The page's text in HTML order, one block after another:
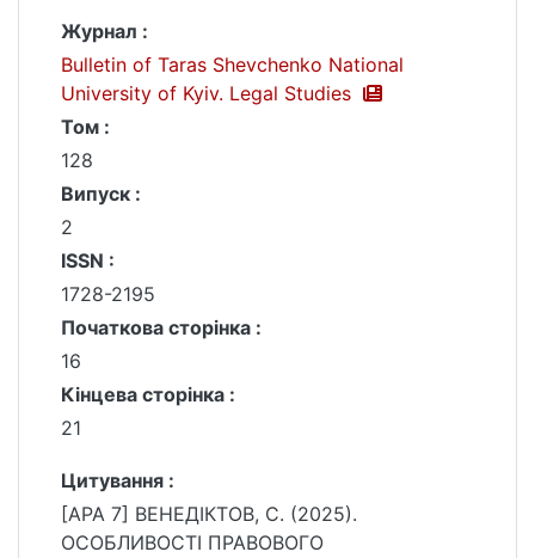
Журнал :
Bulletin of Taras Shevchenko National
University of Kyiv. Legal Studies
Том :
128
Випуск :
2
ISSN :
1728-2195
Початкова сторінка :
16
Кінцева сторінка :
21
Цитування :
[APA 7] ВЕНЕДІКТОВ, С. (2025).
ОСОБЛИВОСТІ ПРАВОВОГО